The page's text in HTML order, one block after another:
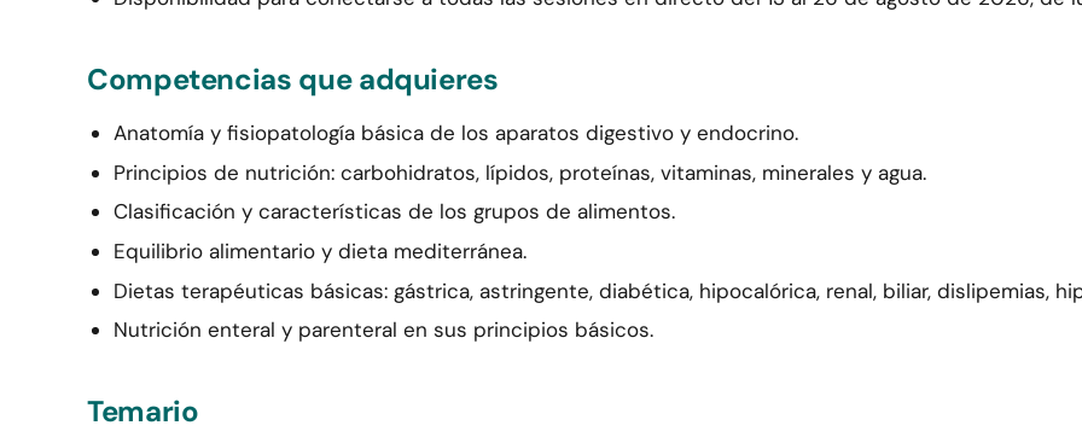
Competencias que adquieres
Anatomía y fisiopatología básica de los aparatos digestivo y endocrino.
Principios de nutrición: carbohidratos, lípidos, proteínas, vitaminas, minerales y agua.
Clasificación y características de los grupos de alimentos.
Equilibrio alimentario y dieta mediterránea.
Dietas terapéuticas básicas: gástrica, astringente, diabética, hipocalórica, renal, biliar, dislipemias,
Nutrición enteral y parenteral en sus principios básicos.
Temario